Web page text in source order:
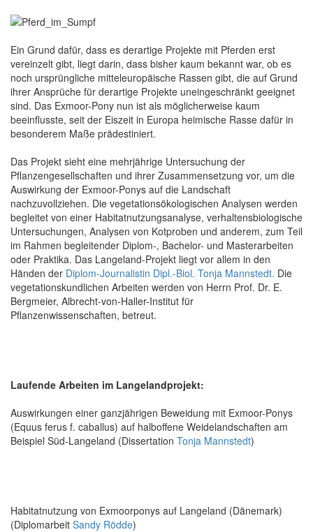
Ein Grund dafür, dass es derartige Projekte mit Pferden erst
vereinzelt gibt, liegt darin, dass bisher kaum bekannt war, ob es
noch ursprüngliche mitteleuropäische Rassen gibt, die auf Grund
ihrer Ansprüche für derartige Projekte uneingeschränkt geeignet
sind. Das Exmoor-Pony nun ist als möglicherweise kaum
beeinflusste, seit der Eiszeit in Europa heimische Rasse dafür in
besonderem Maße prädestiniert.
Das Projekt sieht eine mehrjährige Untersuchung der
Pflanzengesellschaften und ihrer Zusammensetzung vor, um die
Auswirkung der Exmoor-Ponys auf die Landschaft
nachzuvollziehen. Die vegetationsökologischen Analysen werden
begleitet von einer Habitatnutzungsanalyse, verhaltensbiologische
Untersuchungen, Analysen von Kotproben und anderem, zum Teil
im Rahmen begleitender Diplom-, Bachelor- und Masterarbeiten
oder Praktika. Das Langeland-Projekt liegt vor allem in den
Händen der Diplom-Journalistin Dipl.-Biol. Tonja Mannstedt. Die
vegetationskundlichen Arbeiten werden von Herrn Prof. Dr. E.
Bergmeier, Albrecht-von-Haller-Institut für
Pflanzenwissenschaften, betreut.
Laufende Arbeiten im Langelandprojekt:
Auswirkungen einer ganzjährigen Beweidung mit Exmoor-Ponys
(Equus ferus f. caballus) auf halboffene Weidelandschaften am
Beispiel Süd-Langeland (Dissertation Tonja Mannstedt)
Habitatnutzung von Exmoorponys auf Langeland (Dänemark)
(Diplomarbeit Sandy Rödde)